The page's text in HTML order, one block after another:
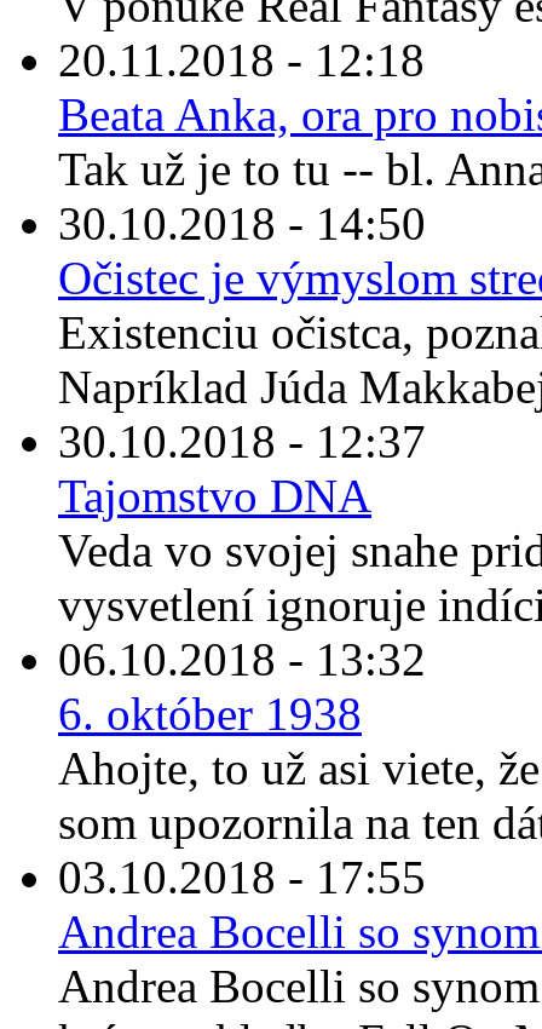
20.11.2018 - 12:18
Beata Anka, ora pro
Tak už je to tu -- bl.
30.10.2018 - 14:50
Očistec je výmyslom
Existenciu očistca,
Napríklad Júda
30.10.2018 - 12:37
Tajomstvo DNA
Veda vo svojej snahe
vysvetlení ignoruje
06.10.2018 - 13:32
6. október 1938
Ahojte, to už asi viete,
som upozornila na ten
03.10.2018 - 17:55
Andrea Bocelli so
Andrea Bocelli so